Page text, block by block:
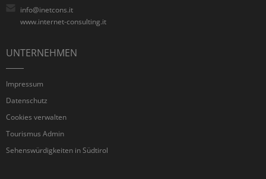
info@inetcons.it
www.internet-consulting.it
UNTERNEHMEN
Impressum
Datenschutz
Cookies verwalten
Tourismus Admin
Sehenswürdigkeiten in Südtirol